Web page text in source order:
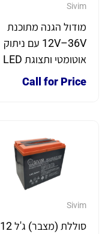
Sivim
מודול הגנה מתוכנת
12V–36V עם ניתוק
אוטומטי ותצוגת LED
Call for Price
Sivim
סוללת (מצבר) ג'ל 12